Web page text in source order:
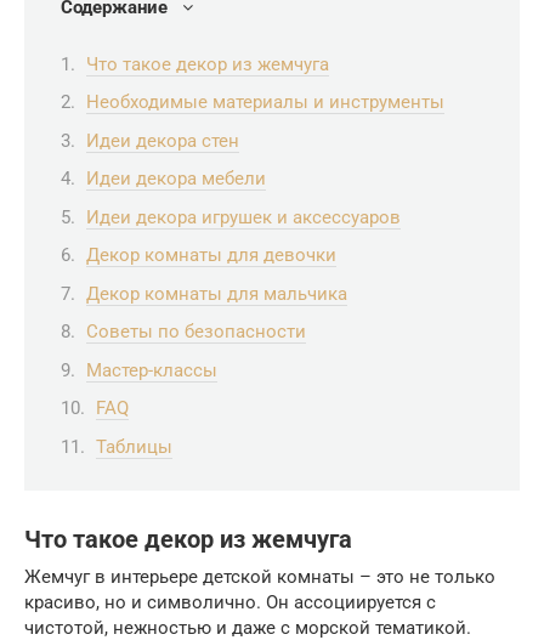
Содержание
Что такое декор из жемчуга
Необходимые материалы и инструменты
Идеи декора стен
Идеи декора мебели
Идеи декора игрушек и аксессуаров
Декор комнаты для девочки
Декор комнаты для мальчика
Советы по безопасности
Мастер-классы
FAQ
Таблицы
Что такое декор из жемчуга
Жемчуг в интерьере детской комнаты – это не только
красиво, но и символично. Он ассоциируется с
чистотой, нежностью и даже с морской тематикой.